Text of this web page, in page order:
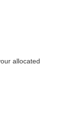
allocated